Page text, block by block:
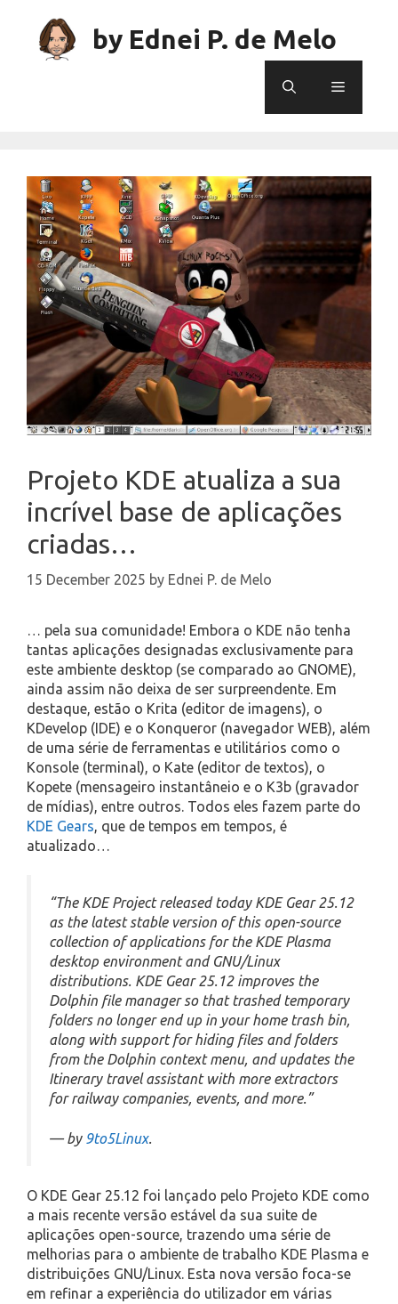
content
by Ednei P. de Melo
Menu
Projeto KDE atualiza a sua
incrível base de aplicações
criadas…
15 December 2025 by Ednei P. de Melo
… pela sua comunidade! Embora o KDE não tenha
tantas aplicações designadas exclusivamente para
este ambiente desktop (se comparado ao GNOME),
ainda assim não deixa de ser surpreendente. Em
destaque, estão o Krita (editor de imagens), o
KDevelop (IDE) e o Konqueror (navegador WEB), além
de uma série de ferramentas e utilitários como o
Konsole (terminal), o Kate (editor de textos), o
Kopete (mensageiro instantâneio e o K3b (gravador
de mídias), entre outros. Todos eles fazem parte do
KDE Gears, que de tempos em tempos, é
atualizado…
“The KDE Project released today KDE Gear 25.12
as the latest stable version of this open-source
collection of applications for the KDE Plasma
desktop environment and GNU/Linux
distributions. KDE Gear 25.12 improves the
Dolphin file manager so that trashed temporary
folders no longer end up in your home trash bin,
along with support for hiding files and folders
from the Dolphin context menu, and updates the
Itinerary travel assistant with more extractors
for railway companies, events, and more.”
— by 9to5Linux.
O KDE Gear 25.12 foi lançado pelo Projeto KDE como
a mais recente versão estável da sua suite de
aplicações open-source, trazendo uma série de
melhorias para o ambiente de trabalho KDE Plasma e
distribuições GNU/Linux. Esta nova versão foca-se
em refinar a experiência do utilizador em várias